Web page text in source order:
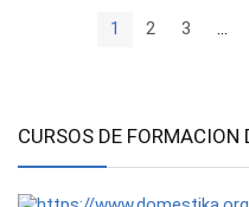
1 2 3 …
CURSOS DE FORMACION